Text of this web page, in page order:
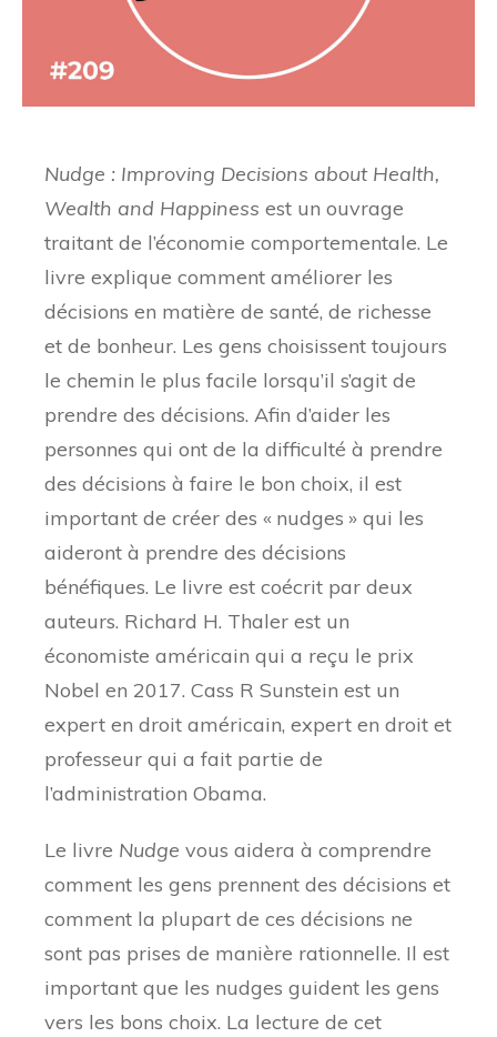
Nudge : Improving Decisions about Health,
Wealth and Happiness est un ouvrage
traitant de l’économie comportementale. Le
livre explique comment améliorer les
décisions en matière de santé, de richesse
et de bonheur. Les gens choisissent toujours
le chemin le plus facile lorsqu’il s’agit de
prendre des décisions. Afin d’aider les
personnes qui ont de la difficulté à prendre
des décisions à faire le bon choix, il est
important de créer des « nudges » qui les
aideront à prendre des décisions
bénéfiques. Le livre est coécrit par deux
auteurs. Richard H. Thaler est un
économiste américain qui a reçu le prix
Nobel en 2017. Cass R Sunstein est un
expert en droit américain, expert en droit et
professeur qui a fait partie de
l’administration Obama.
Le livre Nudge vous aidera à comprendre
comment les gens prennent des décisions et
comment la plupart de ces décisions ne
sont pas prises de manière rationnelle. Il est
important que les nudges guident les gens
vers les bons choix. La lecture de cet